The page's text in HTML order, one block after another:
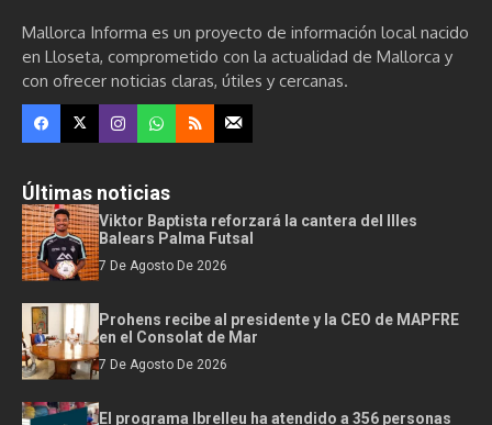
Mallorca Informa es un proyecto de información local nacido
en Lloseta, comprometido con la actualidad de Mallorca y
con ofrecer noticias claras, útiles y cercanas.
Últimas noticias
Viktor Baptista reforzará la cantera del Illes
Balears Palma Futsal
7 De Agosto De 2026
Prohens recibe al presidente y la CEO de MAPFRE
en el Consolat de Mar
7 De Agosto De 2026
El programa Ibrelleu ha atendido a 356 personas